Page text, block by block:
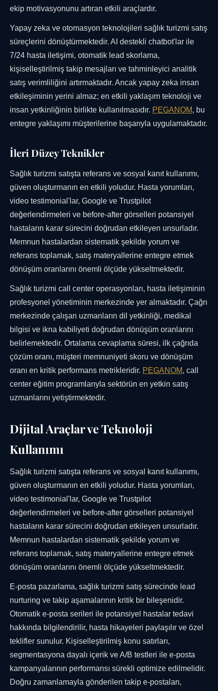
ekip motivasyonunu artıran etkili araçlardır.
Yapay zeka ve otomasyon teknolojileri sağlık turizmi satış
süreçlerini dönüştürmektedir. AI destekli chatbot'lar ile
7/24 hasta iletişimi, otomatik lead skorlama,
kişiselleştirilmiş takip mesajları ve tahminleyici analitik
satış verimliliğini artırmaktadır. Ancak yapay zeka insan
etkileşiminin yerini almaz; en etkili yaklaşım teknoloji ve
insan yetkinliğinin birlikte kullanılmasıdır. PEGANOM, bu
entegre yaklaşımı müşterilerine başarıyla uygulamaktadır.
İleri Düzey Teknikler
Sağlık turizmi satışta referans ve sosyal kanıt kullanımı,
güven oluşturmanın en etkili yoludur. Hasta yorumları,
video testimonial'lar, Google ve Trustpilot
değerlendirmeleri ve before-after görselleri potansiyel
hastaların karar sürecini doğrudan etkileyen unsurladır.
Memnun hastalardan sistematik şekilde yorum ve
referans toplamak, satış materyallerine entegre etmek
dönüşüm oranlarını önemli ölçüde yükseltmektedir.
Sağlık turizmi call center operasyonları, hasta iletişiminin
profesyonel yönetiminin merkezinde yer almaktadır. Çağrı
merkezinde çalışan uzmanların dil yetkinliği, medikal
bilgisi ve ikna kabiliyeti doğrudan dönüşüm oranlarını
belirlemektedir. Ortalama cevaplama süresi, ilk çağrıda
çözüm oranı, müşteri memnuniyeti skoru ve dönüşüm
oranı en kritik performans metrikleridir. PEGANOM, call
center eğitim programlarıyla sektörün en yetkin satış
uzmanlarını yetiştirmektedir.
Dijital Araçlar ve Teknoloji
Kullanımı
Sağlık turizmi satışta referans ve sosyal kanıt kullanımı,
güven oluşturmanın en etkili yoludur. Hasta yorumları,
video testimonial'lar, Google ve Trustpilot
değerlendirmeleri ve before-after görselleri potansiyel
hastaların karar sürecini doğrudan etkileyen unsurladır.
Memnun hastalardan sistematik şekilde yorum ve
referans toplamak, satış materyallerine entegre etmek
dönüşüm oranlarını önemli ölçüde yükseltmektedir.
E-posta pazarlama, sağlık turizmi satış sürecinde lead
nurturing ve takip aşamalarının kritik bir bileşenidir.
Otomatik e-posta serileri ile potansiyel hastalar tedavi
hakkında bilgilendirilir, hasta hikayeleri paylaşılır ve özel
teklifler sunulur. Kişiselleştirilmiş konu satırları,
segmentasyona dayalı içerik ve A/B testleri ile e-posta
kampanyalarının performansı sürekli optimize edilmelidir.
Doğru zamanlamayla gönderilen takip e-postaları,